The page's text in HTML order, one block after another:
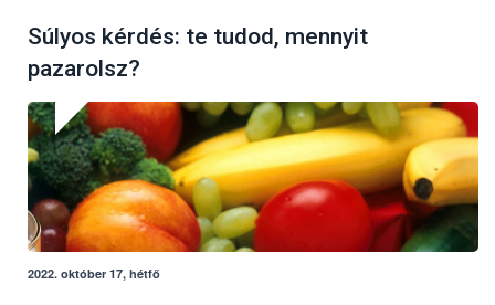
Súlyos kérdés: te tudod, mennyit
pazarolsz?
2022. október 17, hétfő